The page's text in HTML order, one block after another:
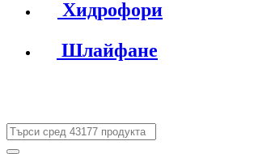
Хидрофори
Шлайфане